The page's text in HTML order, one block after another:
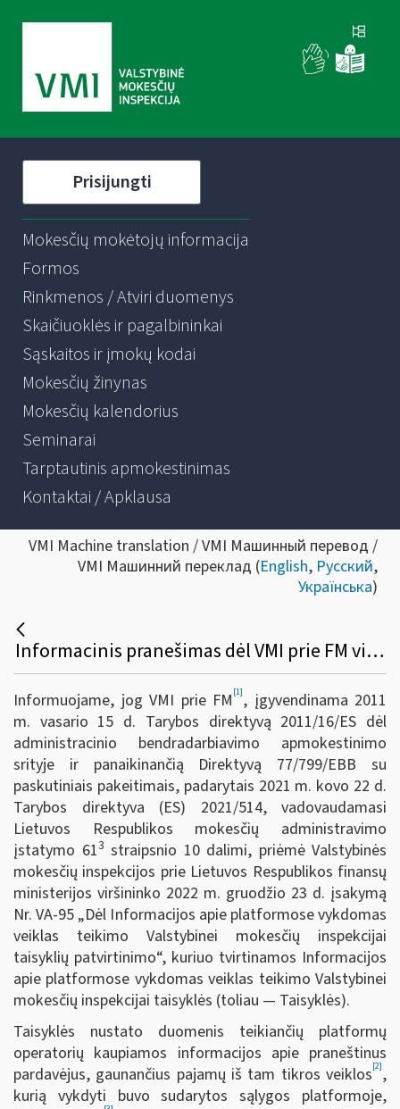
Prisijungti
Mokesčių mokėtojų informacija
Formos
Rinkmenos / Atviri duomenys
Skaičiuoklės ir pagalbininkai
Sąskaitos ir įmokų kodai
Mokesčių žinynas
Mokesčių kalendorius
Seminarai
Tarptautinis apmokestinimas
Kontaktai / Apklausa
VMI Machine translation / VMI Машинный перевод /
VMI Машинний переклад (English, Русский,
Українська)
Informacinis pranešimas dėl VMI prie FM viršininko 2022 m. gruodžio 23 d. įsakymo Nr. VA-95 „Dėl Informacijos apie platformose vykdomas veiklas teikimo Valstybinei mokesčių inspekcijai taisyklių patvirtinimo“
Informuojame, jog VMI prie FM [1], įgyvendinama 2011
m. vasario 15 d. Tarybos direktyvą 2011/16/ES dėl
administracinio bendradarbiavimo apmokestinimo
srityje ir panaikinančią Direktyvą 77/799/EBB su
paskutiniais pakeitimais, padarytais 2021 m. kovo 22 d.
Tarybos direktyva (ES) 2021/514, vadovaudamasi
Lietuvos Respublikos mokesčių administravimo
įstatymo 613 straipsnio 10 dalimi, priėmė Valstybinės
mokesčių inspekcijos prie Lietuvos Respublikos finansų
ministerijos viršininko 2022 m. gruodžio 23 d. įsakymą
Nr. VA-95 „Dėl Informacijos apie platformose vykdomas
veiklas teikimo Valstybinei mokesčių inspekcijai
taisyklių patvirtinimo“, kuriuo tvirtinamos Informacijos
apie platformose vykdomas veiklas teikimo Valstybinei
mokesčių inspekcijai taisyklės (toliau — Taisyklės).
Taisyklės nustato duomenis teikiančių platformų
operatorių kaupiamos informacijos apie praneštinus
pardavėjus, gaunančius pajamų iš tam tikros veiklos[2],
kurią vykdyti buvo sudarytos sąlygos platformoje,